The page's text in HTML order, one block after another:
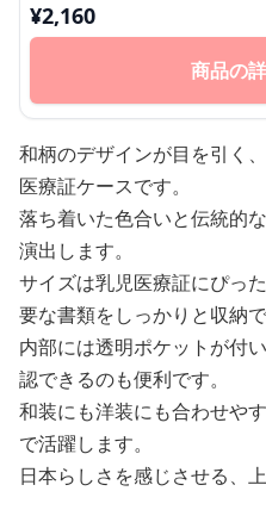
¥2,160
商品の
和柄のデザインが目を引く
医療証ケースです。
落ち着いた色合いと伝統的
演出します。
サイズは乳児医療証にぴっ
要な書類をしっかりと収納で
内部には透明ポケットが付
認できるのも便利です。
和装にも洋装にも合わせや
で活躍します。
日本らしさを感じさせる、